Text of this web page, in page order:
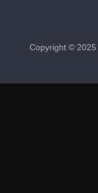
Copyright © 2025